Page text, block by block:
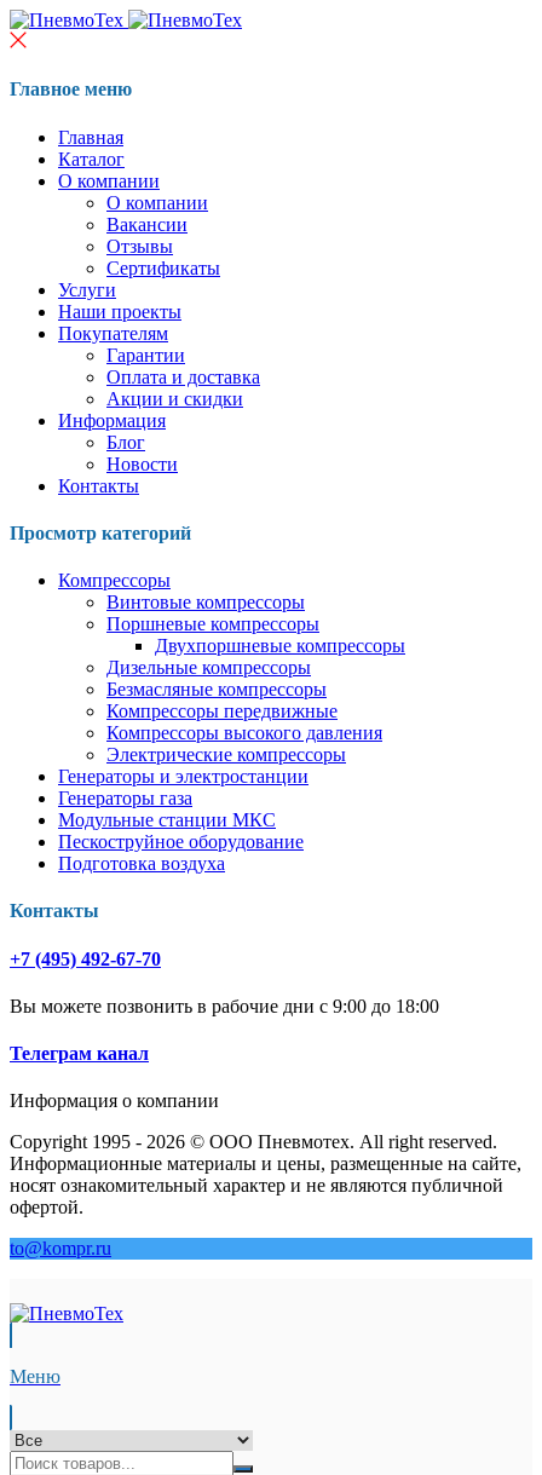
Главное меню
Главная
Каталог
О компании
О компании
Вакансии
Отзывы
Сертификаты
Услуги
Наши проекты
Покупателям
Гарантии
Оплата и доставка
Акции и скидки
Информация
Блог
Новости
Контакты
Просмотр категорий
Компрессоры
Винтовые компрессоры
Поршневые компрессоры
Двухпоршневые компрессоры
Дизельные компрессоры
Безмасляные компрессоры
Компрессоры передвижные
Компрессоры высокого давления
Электрические компрессоры
Генераторы и электростанции
Генераторы газа
Модульные станции МКС
Пескоструйное оборудование
Подготовка воздуха
Контакты
+7 (495) 492-67-70
Вы можете позвонить в рабочие дни с 9:00 до 18:00
Телеграм канал
Информация о компании
Copyright 1995 - 2026 © ООО Пневмотех. All right reserved.
Информационные материалы и цены, размещенные на сайте,
носят ознакомительный характер и не являются публичной
офертой.
to@kompr.ru
Меню